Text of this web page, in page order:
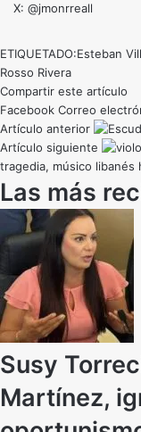
X: @jmonrreall
ETIQUETADO:Esteban
Rosso Rivera
Compartir este artículo
Facebook Correo
Artículo anterior
Artículo siguiente
tragedia, músico
Las más
Susy
Martínez,